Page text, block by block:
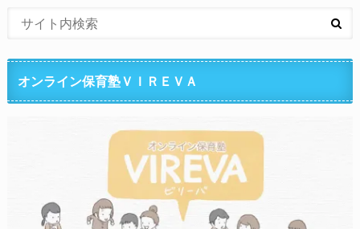
オンライン保育塾ＶＩＲＥＶＡ